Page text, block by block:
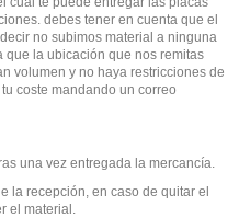
debes tener en cuenta que el
no subimos material a ninguna
que la ubicación que nos remitas
volumen y no haya restricciones de
coste mandando un correo
una vez entregada la mercancía.
la recepción, en caso de quitar el
el material.